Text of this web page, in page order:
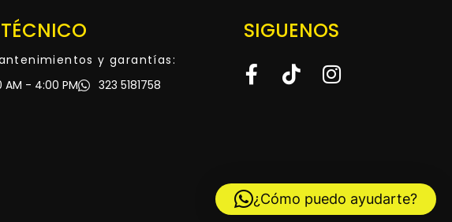
y garantías:
AM - 4:00 PM
323 5181758
SIGUENOS
¿Cómo puedo ayudarte?